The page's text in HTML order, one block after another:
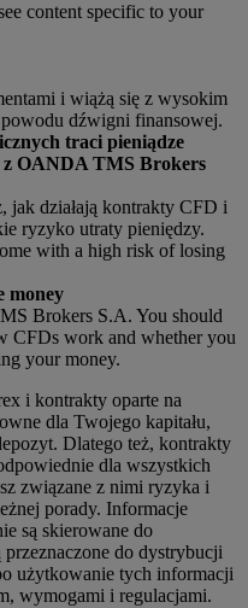
content specific to your
i wiążą się z wysokim
dźwigni finansowej.
traci pieniądze
OANDA TMS Brokers
jak działają kontrakty CFD i
ryzyko utraty pieniędzy.
with a high risk of losing
money
Brokers S.A. You should
CFDs work and whether you
your money.
i kontrakty oparte na
dla Twojego kapitału,
Dlatego też, kontrakty
dla wszystkich
związane z nimi ryzyka i
porady. Informacje
są skierowane do
do dystrybucji
użytkowanie tych informacji
wymogami i regulacjami.